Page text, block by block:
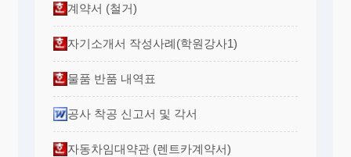
계약서 (철거)
자기소개서 작성사례(학원강사1)
물품 반품 내역표
공사 착공 신고서 및 각서
자동차임대약관 (렌트카계약서)